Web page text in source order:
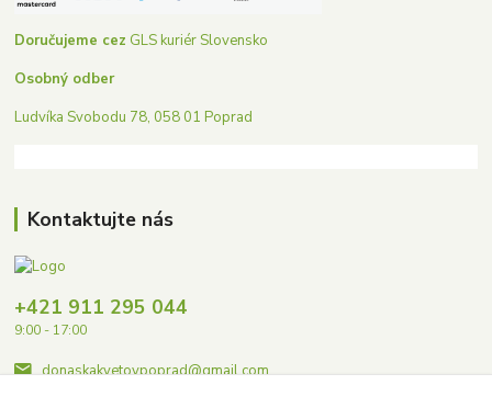
Doručujeme cez GLS kuriér Slovensko
Osobný odber
Ludvíka Svobodu 78, 058 01 Poprad
Kontaktujte nás
+421 911 295 044
9:00 - 17:00
donaskakvetovpoprad@gmail.com